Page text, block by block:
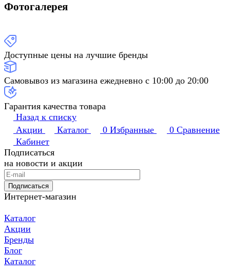
Фотогалерея
Доступные цены на лучшие бренды
Самовывоз из магазина ежедневно с 10:00 до 20:00
Гарантия качества товара
Назад к списку
Акции
Каталог 0 Избранные 0 Сравнение
Кабинет
Подписаться
на новости и акции
Подписаться
Интернет-магазин
Каталог
Акции
Бренды
Блог
Каталог